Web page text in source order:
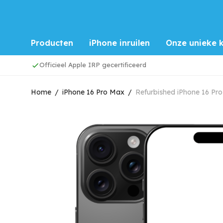
Producten iPhone inruilen Onze unieke
Officieel Apple IRP gecertificeerd
Home / iPhone 16 Pro Max / Refurbished iPhone 16